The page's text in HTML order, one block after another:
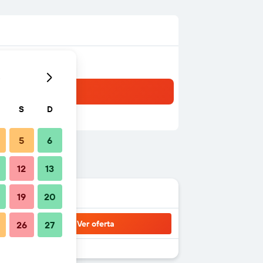
Ver oferta
S D
5 6
12 13
19 20
26 27